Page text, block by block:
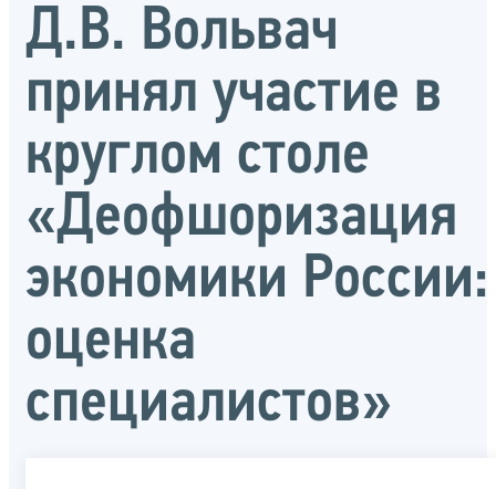
Д.В. Вольвач
принял участие в
круглом столе
«Деофшоризация
экономики России:
оценка
специалистов»